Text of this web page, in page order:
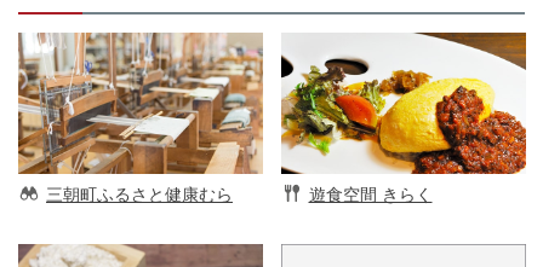
三朝町ふるさと健康むら 遊食空間 きらく